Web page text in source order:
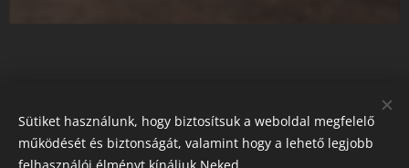
Sütiket használunk, hogy biztosítsuk a weboldal megfelelő
működését és biztonságát, valamint hogy a lehető legjobb